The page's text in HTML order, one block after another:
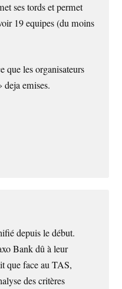
ses tords et permet
19 equipes (du moins
que les organisateurs
emises.
depuis le début.
Bank dû à leur
que face au TAS,
des critères